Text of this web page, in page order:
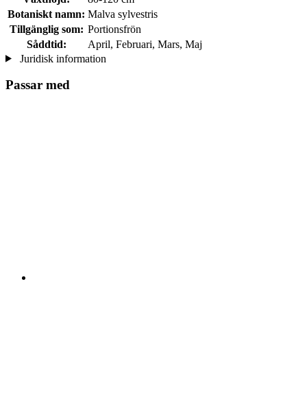
Botaniskt namn: Malva sylvestris
Tillgänglig som: Portionsfrön
Såddtid:
April, Februari, Mars, Maj
Juridisk information
Passar med